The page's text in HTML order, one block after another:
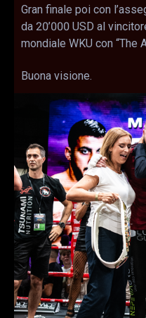
Gran finale poi con
da 20’000 USD al
mondiale WKU con “The
Buona visione.